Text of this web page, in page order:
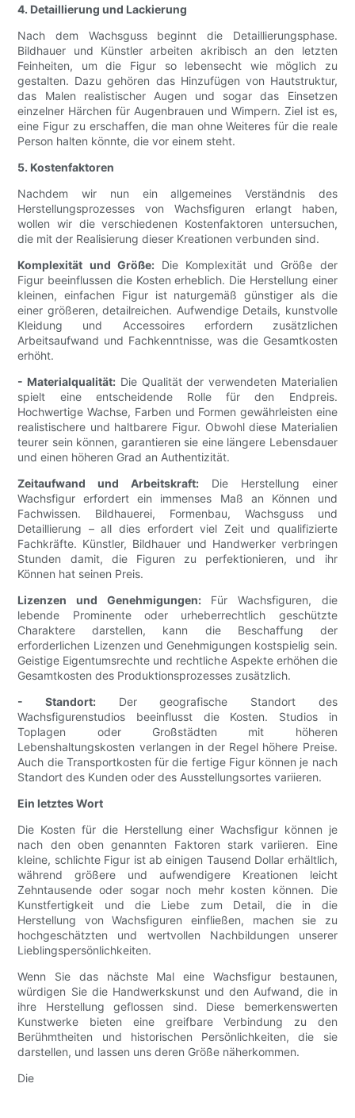
4. Detaillierung und Lackierung
Nach dem Wachsguss beginnt die Detaillierungsphase.
Bildhauer und Künstler arbeiten akribisch an den letzten
Feinheiten, um die Figur so lebensecht wie möglich zu
gestalten. Dazu gehören das Hinzufügen von Hautstruktur,
das Malen realistischer Augen und sogar das Einsetzen
einzelner Härchen für Augenbrauen und Wimpern. Ziel ist es,
eine Figur zu erschaffen, die man ohne Weiteres für die reale
Person halten könnte, die vor einem steht.
5. Kostenfaktoren
Nachdem wir nun ein allgemeines Verständnis des
Herstellungsprozesses von Wachsfiguren erlangt haben,
wollen wir die verschiedenen Kostenfaktoren untersuchen,
die mit der Realisierung dieser Kreationen verbunden sind.
Komplexität und Größe:Die Komplexität und Größe der
Figur beeinflussen die Kosten erheblich. Die Herstellung einer
kleinen, einfachen Figur ist naturgemäß günstiger als die
einer größeren, detailreichen. Aufwendige Details, kunstvolle
Kleidung und Accessoires erfordern zusätzlichen
Arbeitsaufwand und Fachkenntnisse, was die Gesamtkosten
erhöht.
- Materialqualität: Die Qualität der verwendeten Materialien
spielt eine entscheidende Rolle für den Endpreis.
Hochwertige Wachse, Farben und Formen gewährleisten eine
realistischere und haltbarere Figur. Obwohl diese Materialien
teurer sein können, garantieren sie eine längere Lebensdauer
und einen höheren Grad an Authentizität.
Zeitaufwand und Arbeitskraft: Die Herstellung einer
Wachsfigur erfordert ein immenses Maß an Können und
Fachwissen. Bildhauerei, Formenbau, Wachsguss und
Detaillierung – all dies erfordert viel Zeit und qualifizierte
Fachkräfte. Künstler, Bildhauer und Handwerker verbringen
Stunden damit, die Figuren zu perfektionieren, und ihr
Können hat seinen Preis.
Lizenzen und Genehmigungen:Für Wachsfiguren, die
lebende Prominente oder urheberrechtlich geschützte
Charaktere darstellen, kann die Beschaffung der
erforderlichen Lizenzen und Genehmigungen kostspielig sein.
Geistige Eigentumsrechte und rechtliche Aspekte erhöhen die
Gesamtkosten des Produktionsprozesses zusätzlich.
- Standort: Der geografische Standort des
Wachsfigurenstudios beeinflusst die Kosten. Studios in
Toplagen oder Großstädten mit höheren
Lebenshaltungskosten verlangen in der Regel höhere Preise.
Auch die Transportkosten für die fertige Figur können je nach
Standort des Kunden oder des Ausstellungsortes variieren.
Ein letztes Wort
Die Kosten für die Herstellung einer Wachsfigur können je
nach den oben genannten Faktoren stark variieren. Eine
kleine, schlichte Figur ist ab einigen Tausend Dollar erhältlich,
während größere und aufwendigere Kreationen leicht
Zehntausende oder sogar noch mehr kosten können. Die
Kunstfertigkeit und die Liebe zum Detail, die in die
Herstellung von Wachsfiguren einfließen, machen sie zu
hochgeschätzten und wertvollen Nachbildungen unserer
Lieblingspersönlichkeiten.
Wenn Sie das nächste Mal eine Wachsfigur bestaunen,
würdigen Sie die Handwerkskunst und den Aufwand, die in
ihre Herstellung geflossen sind. Diese bemerkenswerten
Kunstwerke bieten eine greifbare Verbindung zu den
Berühmtheiten und historischen Persönlichkeiten, die sie
darstellen, und lassen uns deren Größe näherkommen.
Die